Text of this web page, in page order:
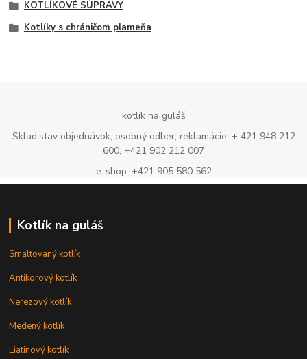
KOTLÍKOVÉ SÚPRAVY
Kotlíky s chráničom plameňa
kotlík na guláš
Sklad,stav objednávok, osobný odber, reklamácie: + 421 948 212
600, +421 902 212 007
e-shop: +421 905 580 562
Kotlík na guláš
Smaltovaný kotlík
Antikorový kotlík
Nerezový kotlík
Medený kotlík
Liatinový kotlík